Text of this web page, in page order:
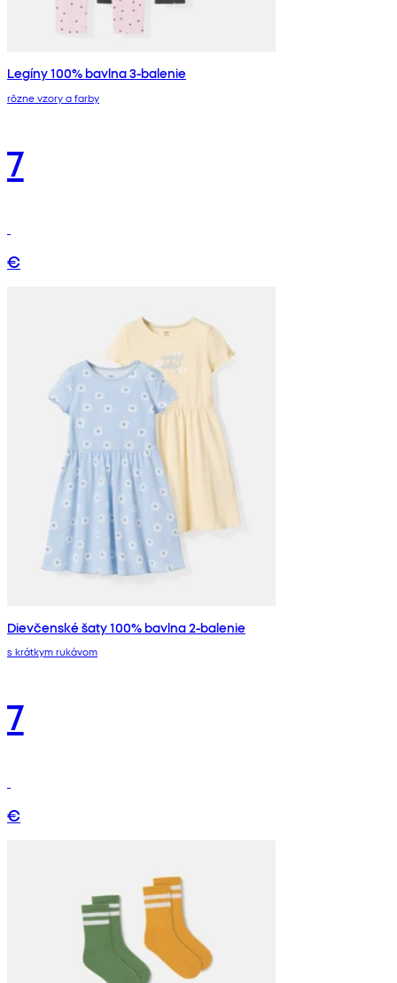
Legíny 100% bavlna 3-balenie
rôzne vzory a farby
7
€
Dievčenské šaty 100% bavlna 2-balenie
s krátkym rukávom
7
€